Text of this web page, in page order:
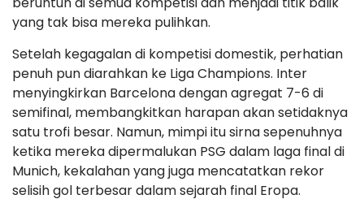
yang tak bisa mereka pulihkan.
Setelah kegagalan di kompetisi domestik, perhatian
penuh pun diarahkan ke Liga Champions. Inter
menyingkirkan Barcelona dengan agregat 7-6 di
semifinal, membangkitkan harapan akan setidaknya
satu trofi besar. Namun, mimpi itu sirna sepenuhnya
ketika mereka dipermalukan PSG dalam laga final di
Munich, kekalahan yang juga mencatatkan rekor
selisih gol terbesar dalam sejarah final Eropa.